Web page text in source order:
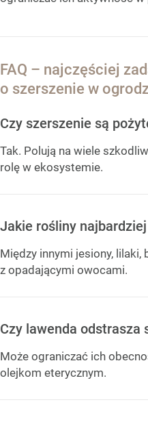
FAQ – najczęściej
o szerszenie w
Czy szerszenie są
Tak. Polują na wiele
rolę w ekosystemie.
Jakie rośliny
Między innymi jesiony,
z opadającymi owocami.
Czy lawenda odstrasza
Może ograniczać ich
olejkom eterycznym.